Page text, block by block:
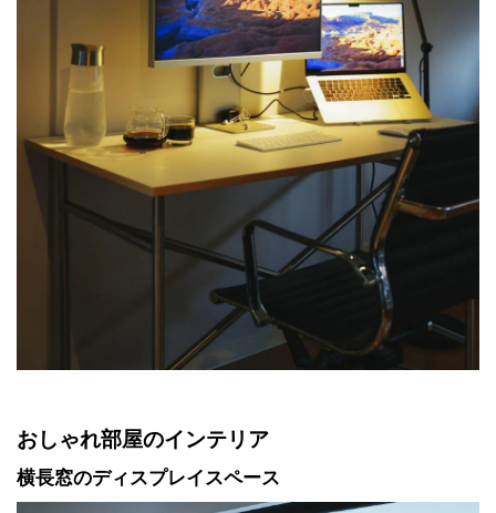
おしゃれ部屋のインテリア
横長窓のディスプレイスペース